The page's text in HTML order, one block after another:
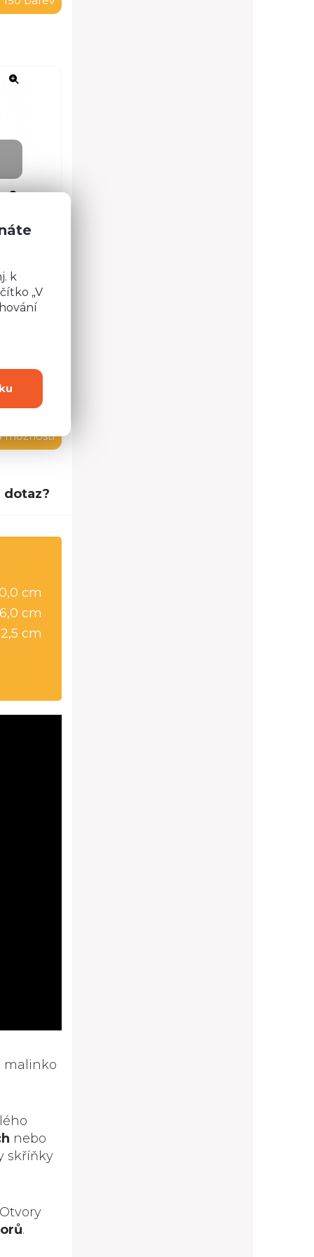
možností
dotaz?
cm
cm
cm
malinko
nebo
skříňky
.
k
„V